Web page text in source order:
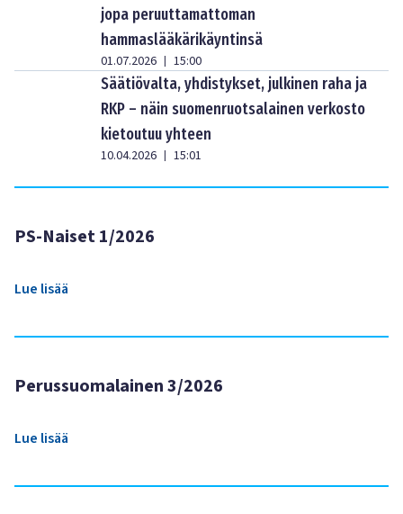
jopa peruuttamattoman
hammaslääkärikäyntinsä
01.07.2026 | 15:00
Säätiövalta, yhdistykset, julkinen raha ja
RKP – näin suomenruotsalainen verkosto
kietoutuu yhteen
10.04.2026 | 15:01
PS-Naiset 1/2026
Lue lisää
Perussuomalainen 3/2026
Lue lisää